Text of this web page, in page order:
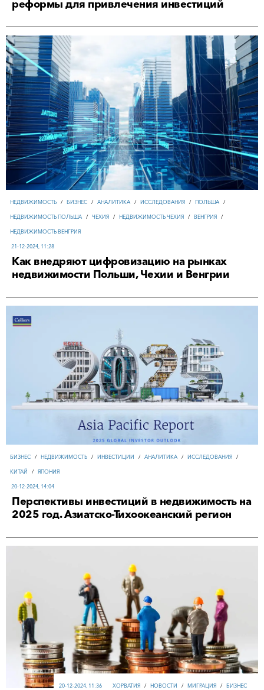
реформы для привлечения инвестиций
НЕДВИЖИМОСТЬ / БИЗНЕС / АНАЛИТИКА / ИССЛЕДОВАНИЯ / ПОЛЬША /
НЕДВИЖИМОСТЬ ПОЛЬША / ЧЕХИЯ / НЕДВИЖИМОСТЬ ЧЕХИЯ / ВЕНГРИЯ /
НЕДВИЖИМОСТЬ ВЕНГРИЯ
21-12-2024, 11:28
Как внедряют цифровизацию на рынках
недвижимости Польши, Чехии и Венгрии
БИЗНЕС / НЕДВИЖИМОСТЬ / ИНВЕСТИЦИИ / АНАЛИТИКА / ИССЛЕДОВАНИЯ /
КИТАЙ / ЯПОНИЯ
20-12-2024, 14:04
Перспективы инвестиций в недвижимость на
2025 год. Азиатско-Тихоокеанский регион
ХОРВАТИЯ / НОВОСТИ / МИГРАЦИЯ / БИЗНЕС
20-12-2024, 11:36